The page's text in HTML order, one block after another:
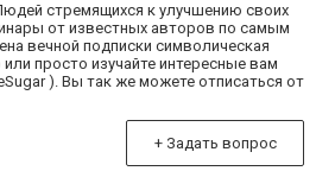
стремящихся к улучшению своих
от известных авторов по самым
вечной подписки символическая
просто изучайте интересные вам
). Вы так же можете отписаться от
+ Задать вопрос